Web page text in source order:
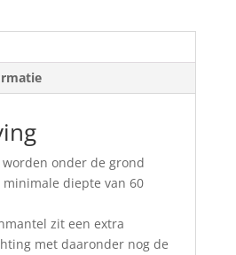
worden onder de grond
diepte van 60
zit een extra
met daaronder nog de